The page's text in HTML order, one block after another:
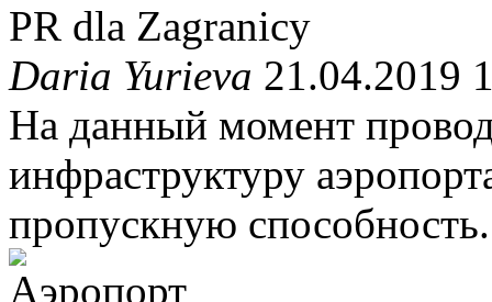
PR dla Zagranicy
Daria Yurieva 21.04.2019
На данный момент
инфраструктуру
пропускную способность.